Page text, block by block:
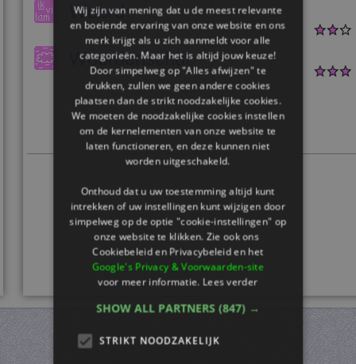
Woord
Woordenschat
Wij zijn van mening dat u de meest relevante
en boeiende ervaring van onze website en ons
merk krijgt als u zich aanmeldt voor alle
categorieën. Maar het is altijd jouw keuze!
Door simpelweg op "Alles afwijzen" te
drukken, zullen we geen andere cookies
plaatsen dan de strikt noodzakelijke cookies.
We moeten de noodzakelijke cookies instellen
om de kernelementen van onze website te
laten functioneren, en deze kunnen niet
worden uitgeschakeld.
Onthoud dat u uw toestemming altijd kunt
intrekken of uw instellingen kunt wijzigen door
simpelweg op de optie "cookie-instellingen" op
onze website te klikken. Zie ook ons ​​
Cookiebeleid en Privacybeleid en het
Google's Privacy & Voorwaarden-site
voor meer informatie.Lees verder
SHOW ALL PARTNERS (847) →
STRIKT NOODZAKELIJK